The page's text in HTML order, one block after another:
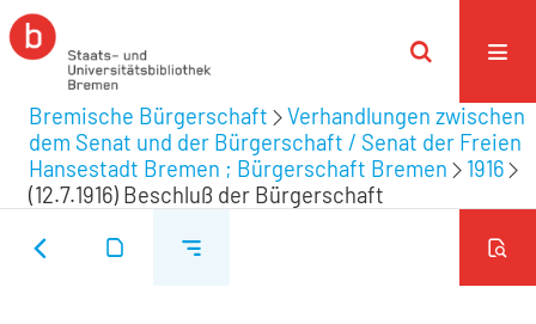
Bremische Bürgerschaft
Verhandlungen zwischen
dem Senat und der Bürgerschaft / Senat der Freien
Hansestadt Bremen ; Bürgerschaft Bremen
1916
(12.7.1916) Beschluß der Bürgerschaft